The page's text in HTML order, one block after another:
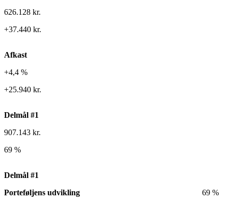
626.128 kr.
+37.440 kr.
Afkast
+4,4 %
+25.940 kr.
Delmål #1
907.143 kr.
69 %
Delmål #1
69 %
Porteføljens udvikling